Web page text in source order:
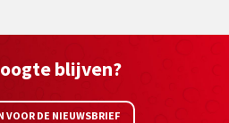
blijven?
VOOR DE NIEUWSBRIEF